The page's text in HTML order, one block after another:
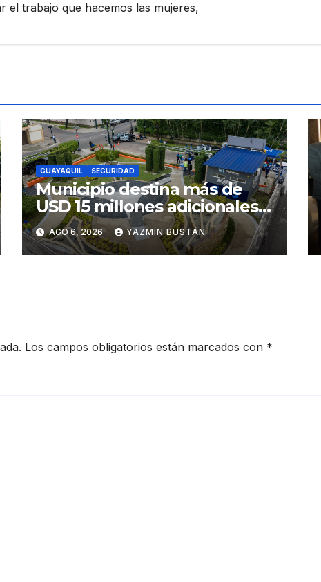
el trabajo que hacemos las mujeres,
GUAYAQUIL SEGURIDAD
Municipio destina más de
USD 15 millones adicionales a
SEGURA EP para fortalecer la
seguridad ciudadana
AGO 6, 2026 YAZMÍN BUSTÁN
Los campos obligatorios están marcados con *